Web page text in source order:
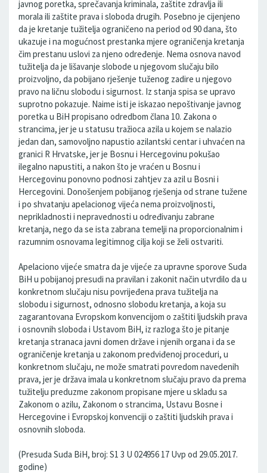
javnog poretka, sprečavanja kriminala, zaštite zdravlja ili
morala ili zaštite prava i sloboda drugih. Posebno je cijenjeno
da je kretanje tužitelja ograničeno na period od 90 dana, što
ukazuje i na mogućnost prestanka mjere ograničenja kretanja
čim prestanu uslovi za njeno određenje. Nema osnova navod
tužitelja da je lišavanje slobode u njegovom slučaju bilo
proizvoljno, da pobijano rješenje tuženog zadire u njegovo
pravo na ličnu slobodu i sigurnost. Iz stanja spisa se upravo
suprotno pokazuje. Naime isti je iskazao nepoštivanje javnog
poretka u BiH propisano odredbom člana 10. Zakona o
strancima, jer je u statusu tražioca azila u kojem se nalazio
jedan dan, samovoljno napustio azilantski centar i uhvaćen na
granici R Hrvatske, jer je Bosnu i Hercegovinu pokušao
ilegalno napustiti, a nakon što je vraćen u Bosnu i
Hercegovinu ponovno podnosi zahtjev za azil u Bosni i
Hercegovini. Donošenjem pobijanog rješenja od strane tužene
i po shvatanju apelacionog vijeća nema proizvoljnosti,
neprikladnosti i nepravednosti u određivanju zabrane
kretanja, nego da se ista zabrana temelji na proporcionalnim i
razumnim osnovama legitimnog cilja koji se želi ostvariti.
Apelaciono vijeće smatra da je vijeće za upravne sporove Suda
BiH u pobijanoj presudi na pravilan i zakonit način utvrdilo da u
konkretnom slučaju nisu povrijeđena prava tužitelja na
slobodu i sigurnost, odnosno slobodu kretanja, a koja su
zagarantovana Evropskom konvencijom o zaštiti ljudskih prava
i osnovnih sloboda i Ustavom BiH, iz razloga što je pitanje
kretanja stranaca javni domen države i njenih organa i da se
ograničenje kretanja u zakonom predviđenoj proceduri, u
konkretnom slučaju, ne može smatrati povredom navedenih
prava, jer je država imala u konkretnom slučaju pravo da prema
tužitelju preduzme zakonom propisane mjere u skladu sa
Zakonom o azilu, Zakonom o strancima, Ustavu Bosne i
Hercegovine i Evropskoj konvenciji o zaštiti ljudskih prava i
osnovnih sloboda.
(Presuda Suda BiH, broj: S1 3 U 024956 17 Uvp od 29.05.2017.
godine)